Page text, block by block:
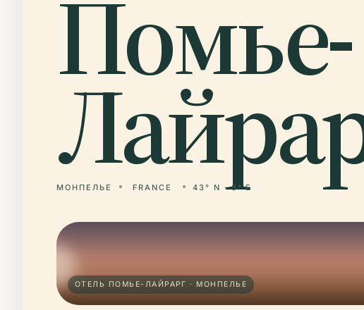
Помье-
МОНПЕЛЬЕ FRANCE 43° N · 3° E
ОТЕЛЬ ПОМЬЕ-ЛАЙРАРГ · МОНПЕЛЬЕ